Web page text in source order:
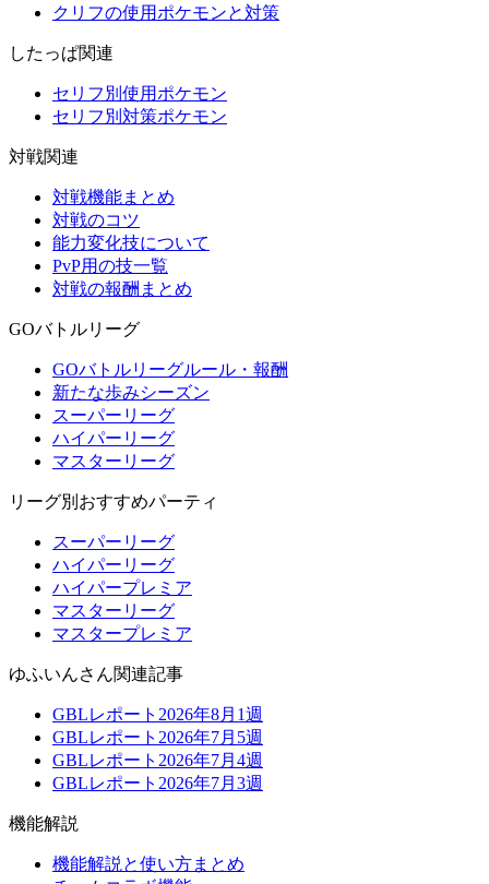
クリフの使用ポケモンと対策
したっぱ関連
セリフ別使用ポケモン
セリフ別対策ポケモン
対戦関連
対戦機能まとめ
対戦のコツ
能力変化技について
PvP用の技一覧
対戦の報酬まとめ
GOバトルリーグ
GOバトルリーグルール・報酬
新たな歩みシーズン
スーパーリーグ
ハイパーリーグ
マスターリーグ
リーグ別おすすめパーティ
スーパーリーグ
ハイパーリーグ
ハイパープレミア
マスターリーグ
マスタープレミア
ゆふいんさん関連記事
GBLレポート2026年8月1週
GBLレポート2026年7月5週
GBLレポート2026年7月4週
GBLレポート2026年7月3週
機能解説
機能解説と使い方まとめ